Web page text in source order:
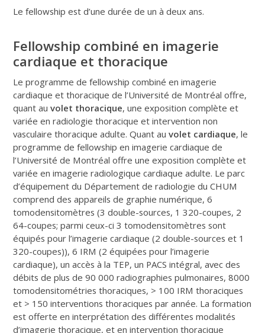
Le fellowship est d’une durée de un à deux ans.
Fellowship combiné en imagerie
cardiaque et thoracique
Le programme de fellowship combiné en imagerie
cardiaque et thoracique de l’Université de Montréal offre,
quant auvolet thoracique, une exposition complète et
variée en radiologie thoracique et intervention non
vasculaire thoracique adulte. Quant auvolet cardiaque, le
programme de fellowship en imagerie cardiaque de
l’Université de Montréal offre une exposition complète et
variée en imagerie radiologique cardiaque adulte. Le parc
d’équipement du Département de radiologie du CHUM
comprend des appareils de graphie numérique, 6
tomodensitomètres (3 double-sources, 1 320-coupes, 2
64-coupes; parmi ceux-ci 3 tomodensitomètres sont
équipés pour l’imagerie cardiaque (2 double-sources et 1
320-coupes)), 6 IRM (2 équipées pour l’imagerie
cardiaque), un accès à la TEP, un PACS intégral, avec des
débits de plus de 90 000 radiographies pulmonaires, 8000
tomodensitométries thoraciques, > 100 IRM thoraciques
et > 150 interventions thoraciques par année. La formation
est offerte en interprétation des différentes modalités
d’imagerie thoracique, et en intervention thoracique